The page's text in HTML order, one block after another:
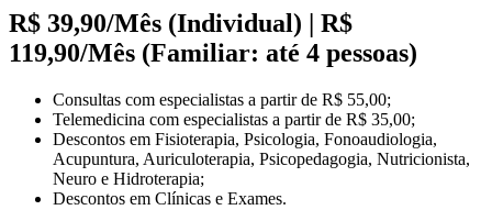
R$ 39,90/Mês (Individual) | R$
119,90/Mês (Familiar: até 4 pessoas)
Consultas com especialistas a partir de R$ 55,00;
Telemedicina com especialistas a partir de R$ 35,00;
Descontos em Fisioterapia, Psicologia, Fonoaudiologia,
Acupuntura, Auriculoterapia, Psicopedagogia, Nutricionista,
Neuro e Hidroterapia;
Descontos em Clínicas e Exames.